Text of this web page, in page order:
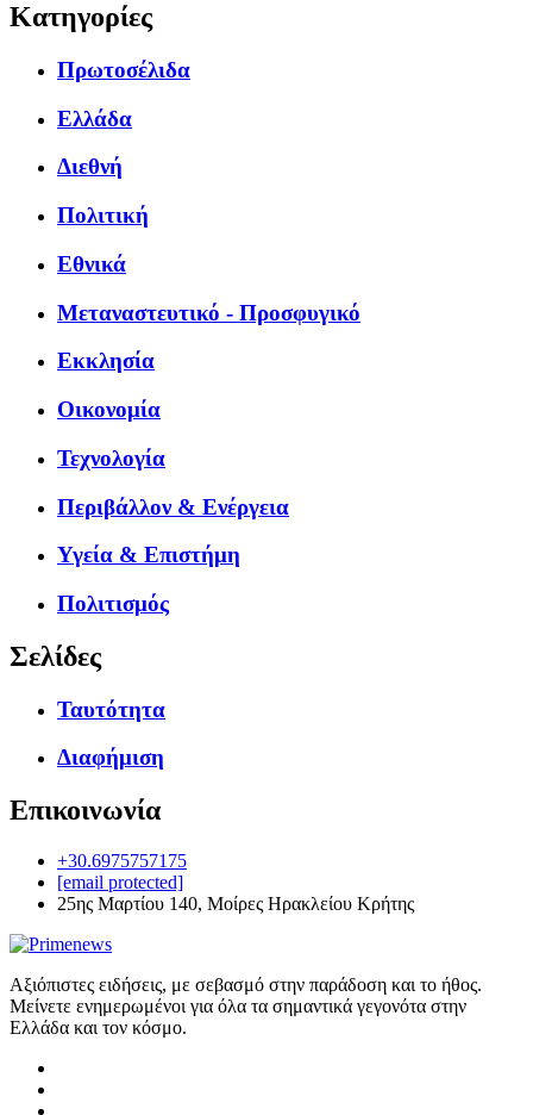
Κατηγορίες
Πρωτοσέλιδα
Ελλάδα
Διεθνή
Πολιτική
Εθνικά
Μεταναστευτικό - Προσφυγικό
Εκκλησία
Οικονομία
Τεχνολογία
Περιβάλλον & Ενέργεια
Υγεία & Επιστήμη
Πολιτισμός
Σελίδες
Ταυτότητα
Διαφήμιση
Επικοινωνία
+30.6975757175
[email protected]
25ης Μαρτίου 140, Μοίρες Ηρακλείου Κρήτης
Αξιόπιστες ειδήσεις, με σεβασμό στην παράδοση και το ήθος.
Μείνετε ενημερωμένοι για όλα τα σημαντικά γεγονότα στην
Ελλάδα και τον κόσμο.